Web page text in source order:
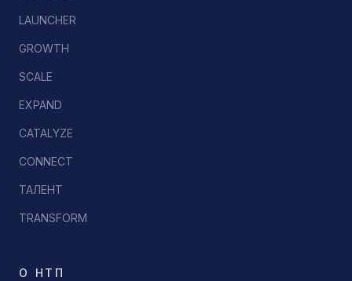
LAUNCHER
GROWTH
SCALE
EXPAND
CATALYZE
CONNECT
ТАЛЕНТ
TRANSFORM
О НТП